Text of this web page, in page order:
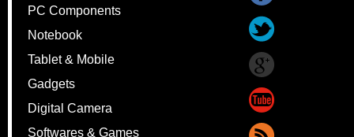
PC Components
Notebook
Tablet & Mobile
Gadgets
Digital Camera
Softwares & Games